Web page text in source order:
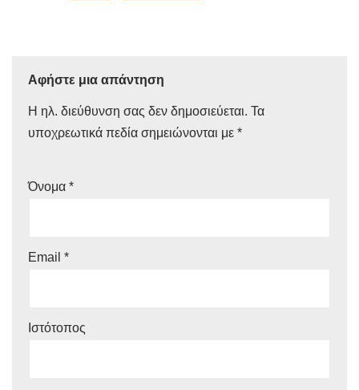
Αφήστε μια απάντηση
Η ηλ. διεύθυνση σας δεν δημοσιεύεται. Τα
υποχρεωτικά πεδία σημειώνονται με *
Όνομα *
Email *
Ιστότοπος